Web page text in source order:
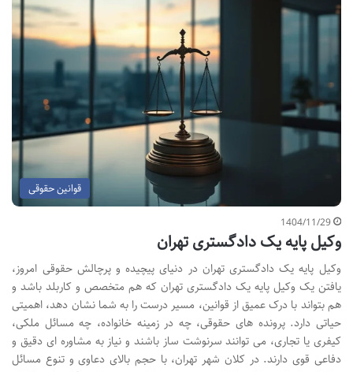
قوانین حقوقی
1404/11/29
وکیل پایه یک دادگستری تهران
وکیل پایه یک دادگستری تهران در دنیای پیچیده و پرچالش حقوقی امروز،
یافتن یک وکیل پایه یک دادگستری تهران که هم متخصص و کاربلد باشد و
هم بتواند با درک عمیق از قوانین، مسیر درست را به شما نشان دهد، اهمیتی
حیاتی دارد. پرونده های حقوقی، چه در زمینه خانواده، چه مسائل ملکی،
کیفری یا تجاری، می توانند سرنوشت ساز باشند و نیاز به مشاوره ای دقیق و
دفاعی قوی دارند. در کلان شهر تهران، با حجم بالای دعاوی و تنوع مسائل